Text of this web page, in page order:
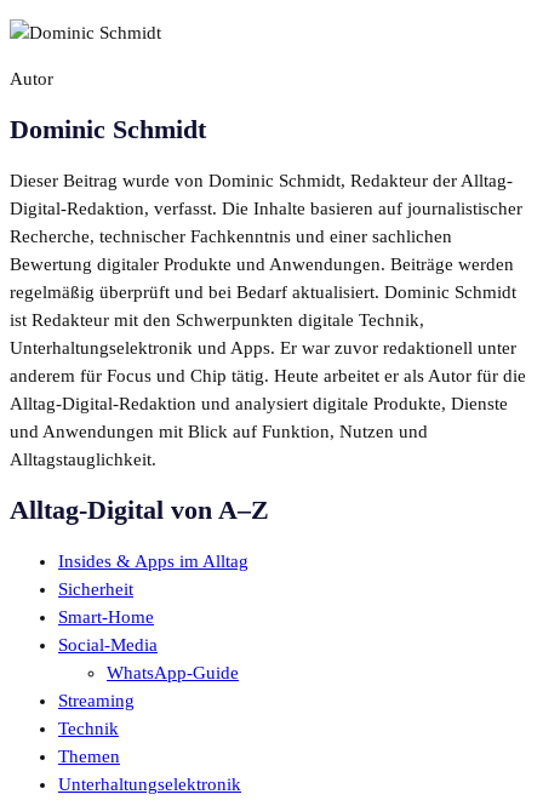
Autor
Dominic Schmidt
Dieser Beitrag wurde von Dominic Schmidt, Redakteur der Alltag-
Digital-Redaktion, verfasst. Die Inhalte basieren auf journalistischer
Recherche, technischer Fachkenntnis und einer sachlichen
Bewertung digitaler Produkte und Anwendungen. Beiträge werden
regelmäßig überprüft und bei Bedarf aktualisiert. Dominic Schmidt
ist Redakteur mit den Schwerpunkten digitale Technik,
Unterhaltungselektronik und Apps. Er war zuvor redaktionell unter
anderem für Focus und Chip tätig. Heute arbeitet er als Autor für die
Alltag-Digital-Redaktion und analysiert digitale Produkte, Dienste
und Anwendungen mit Blick auf Funktion, Nutzen und
Alltagstauglichkeit.
Alltag-Digital von A–Z
Insides & Apps im Alltag
Sicherheit
Smart-Home
Social-Media
WhatsApp-Guide
Streaming
Technik
Themen
Unterhaltungselektronik